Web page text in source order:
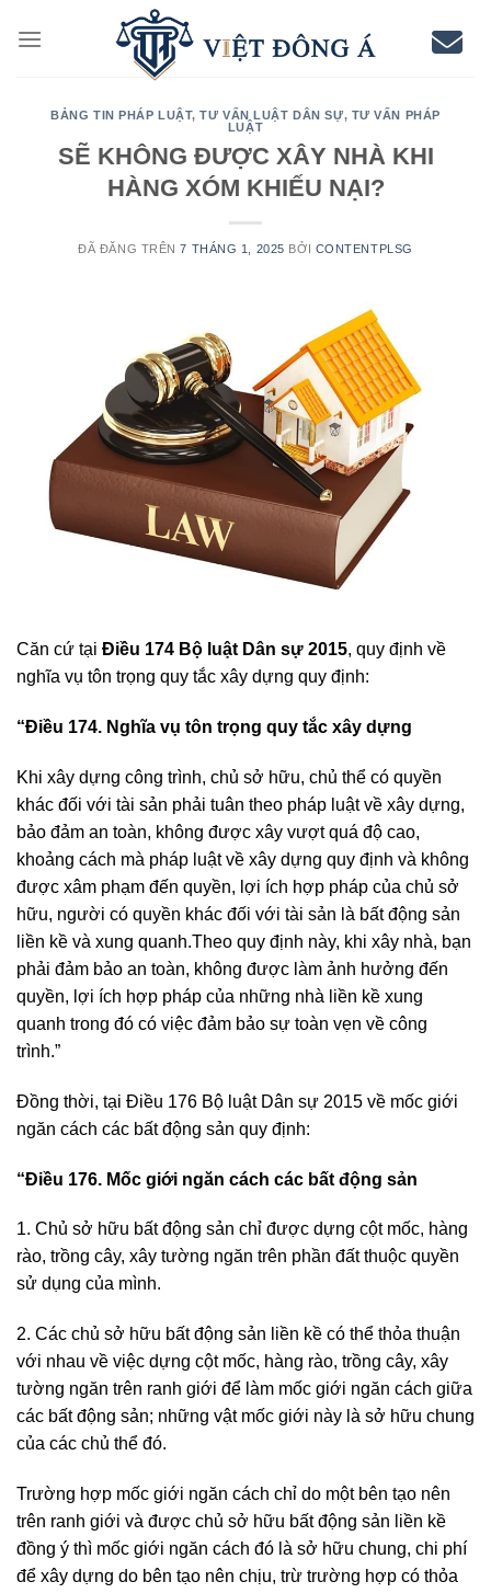
đến
BẢNG TIN PHÁP LUẬT,TƯ VẤN LUẬT DÂN SỰ, TƯ VẤN PHÁP
LUẬT
SẼ KHÔNG ĐƯỢC XÂY NHÀ KHI
HÀNG XÓM KHIẾU NẠI?
ĐÃ ĐĂNG TRÊN7 THÁNG 1, 2025 BỞI CONTENTPLSG
Căn cứ tại Điều 174 Bộ luật Dân sự 2015, quy định về
nghĩa vụ tôn trọng quy tắc xây dựng quy định:
“Điều 174. Nghĩa vụ tôn trọng quy tắc xây dựng
Khi xây dựng công trình, chủ sở hữu, chủ thể có quyền
khác đối với tài sản phải tuân theo pháp luật về xây dựng,
bảo đảm an toàn, không được xây vượt quá độ cao,
khoảng cách mà pháp luật về xây dựng quy định và không
được xâm phạm đến quyền, lợi ích hợp pháp của chủ sở
hữu, người có quyền khác đối với tài sản là bất động sản
liền kề và xung quanh.Theo quy định này, khi xây nhà, bạn
phải đảm bảo an toàn, không được làm ảnh hưởng đến
quyền, lợi ích hợp pháp của những nhà liền kề xung
quanh trong đó có việc đảm bảo sự toàn vẹn về công
trình.”
Đồng thời, tại Điều 176 Bộ luật Dân sự 2015 về mốc giới
ngăn cách các bất động sản quy định:
“Điều 176. Mốc giới ngăn cách các bất động sản
1. Chủ sở hữu bất động sản chỉ được dựng cột mốc, hàng
rào, trồng cây, xây tường ngăn trên phần đất thuộc quyền
sử dụng của mình.
2. Các chủ sở hữu bất động sản liền kề có thể thỏa thuận
với nhau về việc dựng cột mốc, hàng rào, trồng cây, xây
tường ngăn trên ranh giới để làm mốc giới ngăn cách giữa
các bất động sản; những vật mốc giới này là sở hữu chung
của các chủ thể đó.
Trường hợp mốc giới ngăn cách chỉ do một bên tạo nên
trên ranh giới và được chủ sở hữu bất động sản liền kề
đồng ý thì mốc giới ngăn cách đó là sở hữu chung, chi phí
để xây dựng do bên tạo nên chịu, trừ trường hợp có thỏa